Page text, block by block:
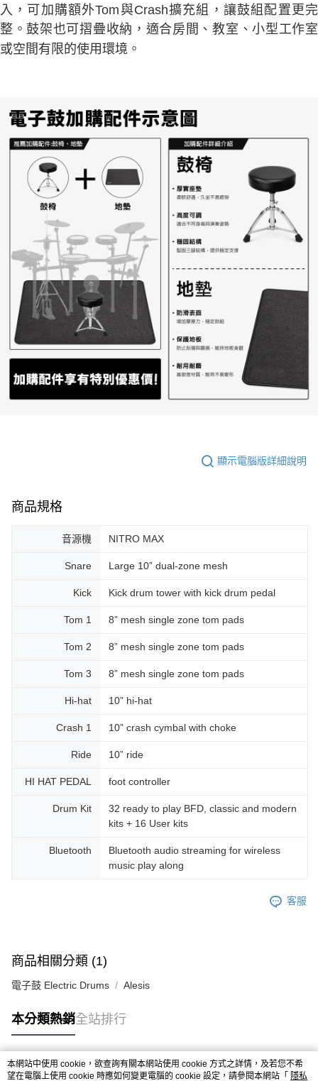
入，可加購額外Tom與Crash擴充組，讓鼓組配置更完
整。鼓架也可摺疊收納，適合房間、教室、小型工作室
或空間有限的使用環境。
顯示電腦版詳細說明
商品規格
音源機 NITRO MAX
Snare Large 10” dual-zone mesh
Kick Kick drum tower with kick drum pedal
Tom 1 8” mesh single zone tom pads
Tom 2 8” mesh single zone tom pads
Tom 3 8” mesh single zone tom pads
Hi-hat 10” hi-hat
Crash 1 10” crash cymbal with choke
Ride 10” ride
HI HAT PEDAL foot controller
Drum Kit
32 ready to play BFD, classic and modern
kits + 16 User kits
Bluetooth
Bluetooth audio streaming for wireless
music play along
客服
商品相關分類 (1)
電子鼓 Electric Drums Alesis
本分類熱銷全站排行
熱門標籤
本網站中使用 cookie，欲查詢有關本網站使用 cookie 方式之詳情，及若您不希
望在電腦上使用 cookie 時應如何變更電腦的 cookie 設定，請參閱本網站「 隱私